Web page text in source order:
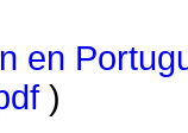
en
)